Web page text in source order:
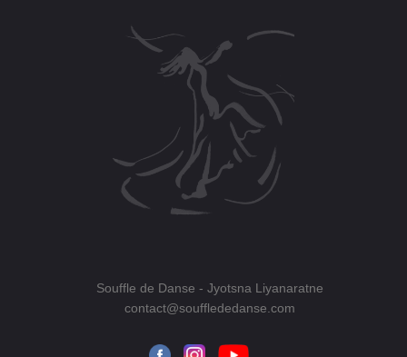
Souffle de Danse- Jyotsna Liyanaratne
contact@soufflededanse.com